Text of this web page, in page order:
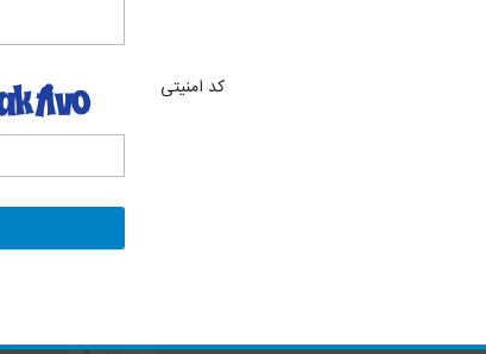
کد امنیتی